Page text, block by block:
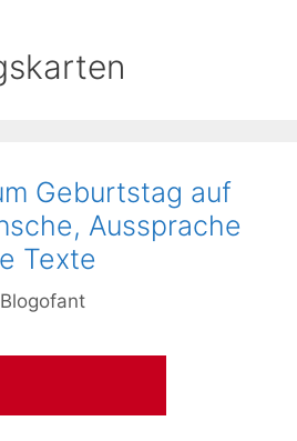
Geburtstag auf
Aussprache
Texte
Blogofant